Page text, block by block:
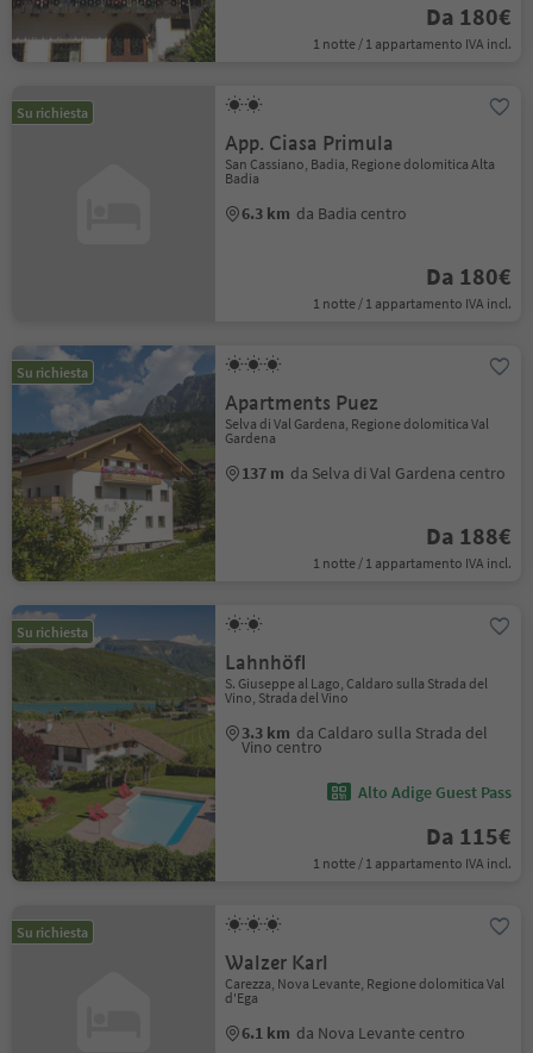
Da 180€
1 notte / 1 appartamento IVA incl.
Su richiesta
App. Ciasa Primula
San Cassiano, Badia, Regione dolomitica Alta
Badia
6.3 km da Badia centro
Da 180€
1 notte / 1 appartamento IVA incl.
Su richiesta
Apartments Puez
Selva di Val Gardena, Regione dolomitica Val
Gardena
137 m da Selva di Val Gardena centro
Da 188€
1 notte / 1 appartamento IVA incl.
Su richiesta
Lahnhöfl
S. Giuseppe al Lago, Caldaro sulla Strada del
Vino, Strada del Vino
3.3 km da Caldaro sulla Strada del
Vino centro
Alto Adige Guest Pass
Da 115€
1 notte / 1 appartamento IVA incl.
Su richiesta
Walzer Karl
Carezza, Nova Levante, Regione dolomitica Val
d'Ega
6.1 km da Nova Levante centro